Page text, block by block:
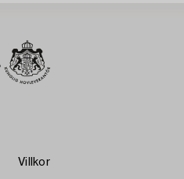
Villkor